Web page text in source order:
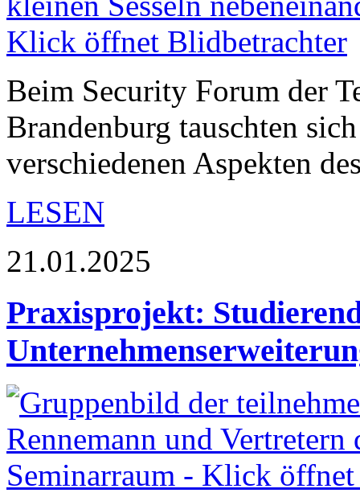
Beim Security Forum der
Brandenburg tauschten
verschiedenen Aspekten
LESEN
21.01.2025
Praxisprojekt: